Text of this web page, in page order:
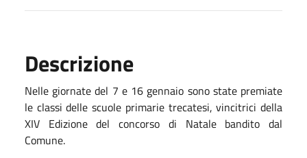
Descrizione
Nelle giornate del 7 e 16 gennaio sono state premiate
le classi delle scuole primarie trecatesi, vincitrici della
XIV Edizione del concorso di Natale bandito dal
Comune.